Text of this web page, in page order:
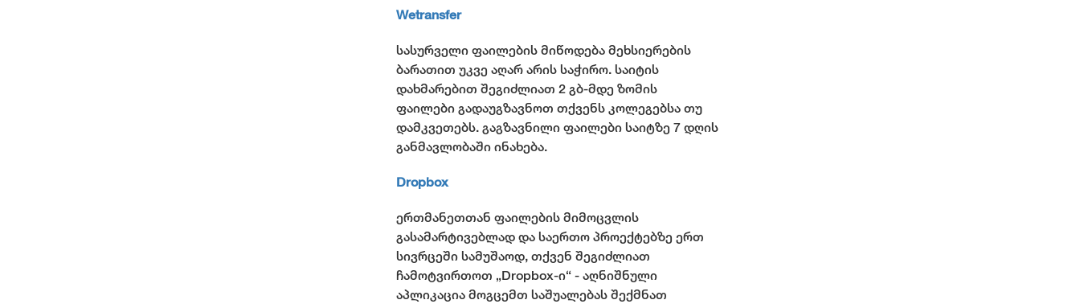
Wetransfer
სასურველი ფაილების მიწოდება მეხსიერების
ბარათით უკვე აღარ არის საჭირო. საიტის
დახმარებით შეგიძლიათ 2 გბ-მდე ზომის
ფაილები გადაუგზავნოთ თქვენს კოლეგებსა თუ
დამკვეთებს. გაგზავნილი ფაილები საიტზე 7 დღის
განმავლობაში ინახება.
Dropbox
ერთმანეთთან ფაილების მიმოცვლის
გასამარტივებლად და საერთო პროექტებზე ერთ
სივრცეში სამუშაოდ, თქვენ შეგიძლიათ
ჩამოტვირთოთ „Dropbox-ი“ - აღნიშნული
აპლიკაცია მოგცემთ საშუალებას შექმნათ